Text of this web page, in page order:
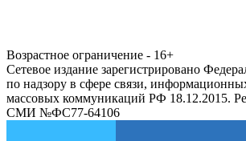
Возрастное ограничение - 16+
Сетевое издание зарегистрировано
по надзору в сфере связи,
массовых коммуникаций РФ 18.12.2015.
СМИ №ФС77-64106